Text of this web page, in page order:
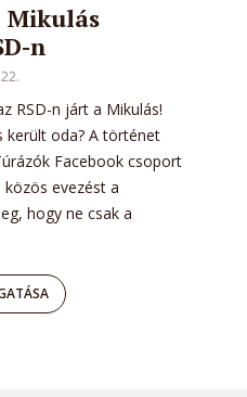
Mikulás
n
RSD-n járt a Mikulás!
került oda? A történet
Facebook csoport
evezést a
hogy ne csak a